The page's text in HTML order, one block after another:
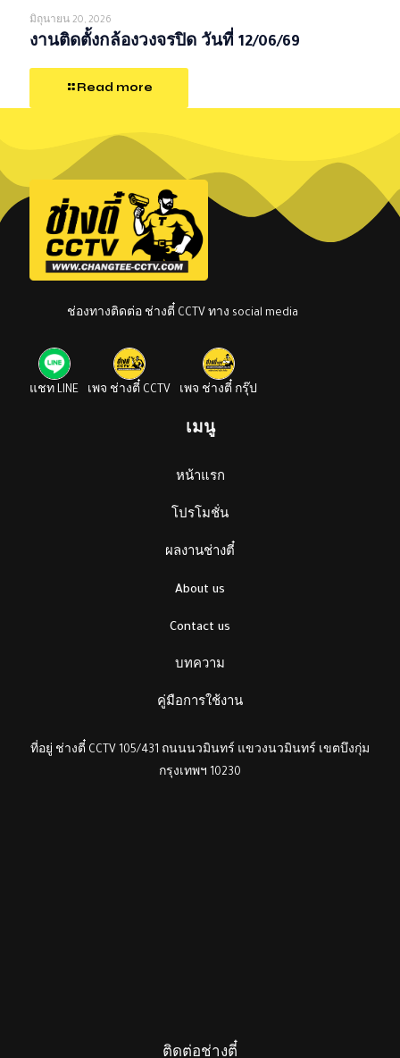
มิถุนายน 20, 2026
งานติดตั้งกล้องวงจรปิด วันที่ 12/06/69
Read more
ช่องทางติดต่อ ช่างตี๋ CCTV ทาง social media
แชท LINE เพจ ช่างตี๋ CCTV เพจ ช่างตี๋ กรุ๊ป
เมนู
หน้าแรก
โปรโมชั่น
ผลงานช่างตี๋
About us
Contact us
บทความ
คู่มือการใช้งาน
ที่อยู่ ช่างตี๋ CCTV 105/431 ถนนนวมินทร์ แขวงนวมินทร์ เขตบึงกุ่ม
กรุงเทพฯ 10230
ติดต่อช่างตี๋